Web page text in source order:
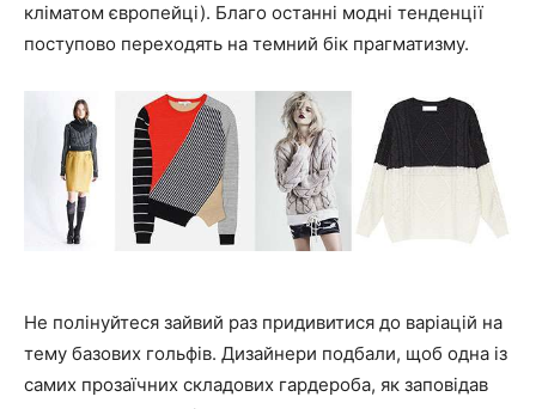
кліматом європейці). Благо останні модні тенденції
поступово переходять на темний бік прагматизму.
Не полінуйтеся зайвий раз придивитися до варіацій на
тему базових гольфів. Дизайнери подбали, щоб одна із
самих прозаїчних складових гардероба, як заповідав